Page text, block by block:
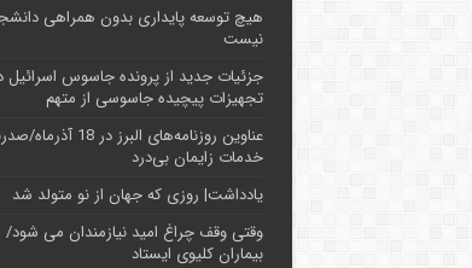
هیچ توسعه پایداری بدون همراهی
نیست
جزئیات جدید از پرونده جاسوس
تجهیزات پیچیده جاسوسی از متهم
عناوین روزنامه‌های
خدمات زایمان بی‌درد
یادداشت| روزی که جهان از نو متولد شد
وقتی وقف چراغ امید نیازمندان می شود/
بیماران کلیوی ایستاد